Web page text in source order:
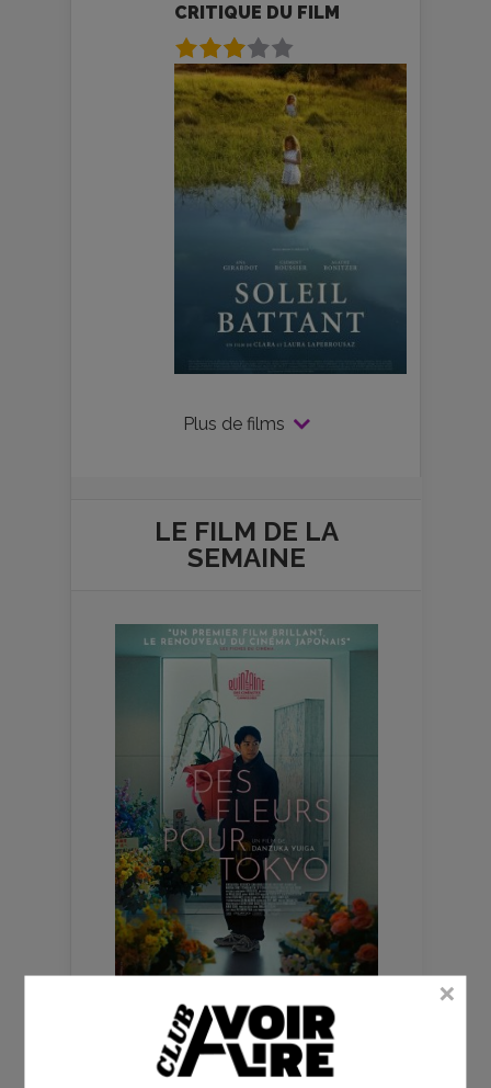
CRITIQUE DU FILM
Plus de films
LE FILM DE LA
SEMAINE
FILMSCULTES